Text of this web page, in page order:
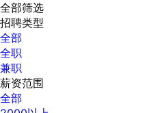
全部筛选
招聘类型
全部
全职
兼职
薪资范围
全部